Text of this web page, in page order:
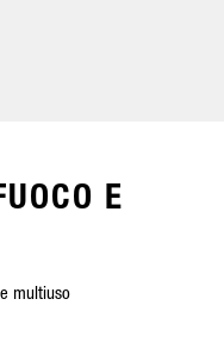
E
multiuso